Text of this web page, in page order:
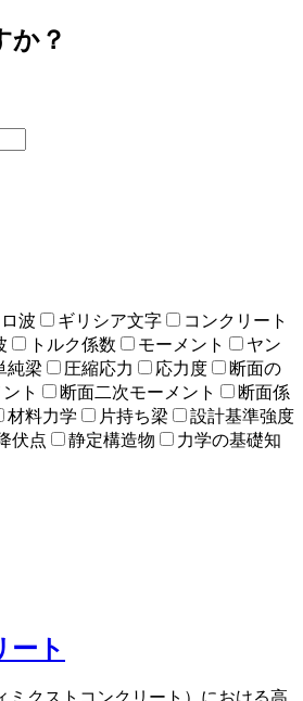
か？
波 ギリシア文字
コンクリート
トルク係数 モーメント
ヤン
純梁 圧縮応力 応力度
断面の
ト 断面二次モーメント
断面係
材料力学 片持ち梁
設計基準強度
伏点 静定構造物
力学の基礎知
ート